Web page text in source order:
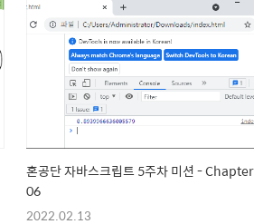
혼공단 자바스크립트 5주차 미션 - Chapter
06
2022.02.13